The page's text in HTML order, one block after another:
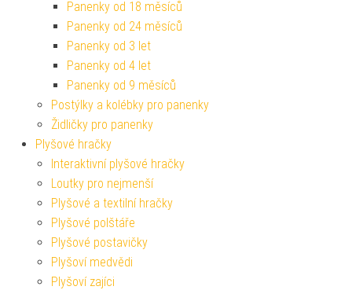
Panenky od 18 měsíců
Panenky od 24 měsíců
Panenky od 3 let
Panenky od 4 let
Panenky od 9 měsíců
Postýlky a kolébky pro panenky
Židličky pro panenky
Plyšové hračky
Interaktivní plyšové hračky
Loutky pro nejmenší
Plyšové a textilní hračky
Plyšové polštáře
Plyšové postavičky
Plyšoví medvědi
Plyšoví zajíci